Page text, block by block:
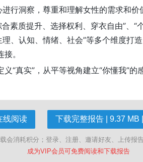
进行洞察，尊重和理解女性的需求和价
素质提升、选择权利、穿衣自由”、“
理、认知、情绪、社会”等多个维度打
。
义“真实”，从平等视角建立“你懂我”的
线阅读 下载完整报告 | 9.37 MB
会消耗积分；登录、注册、邀请好友、上传报
成为VIP会员可免费阅读和下载报告